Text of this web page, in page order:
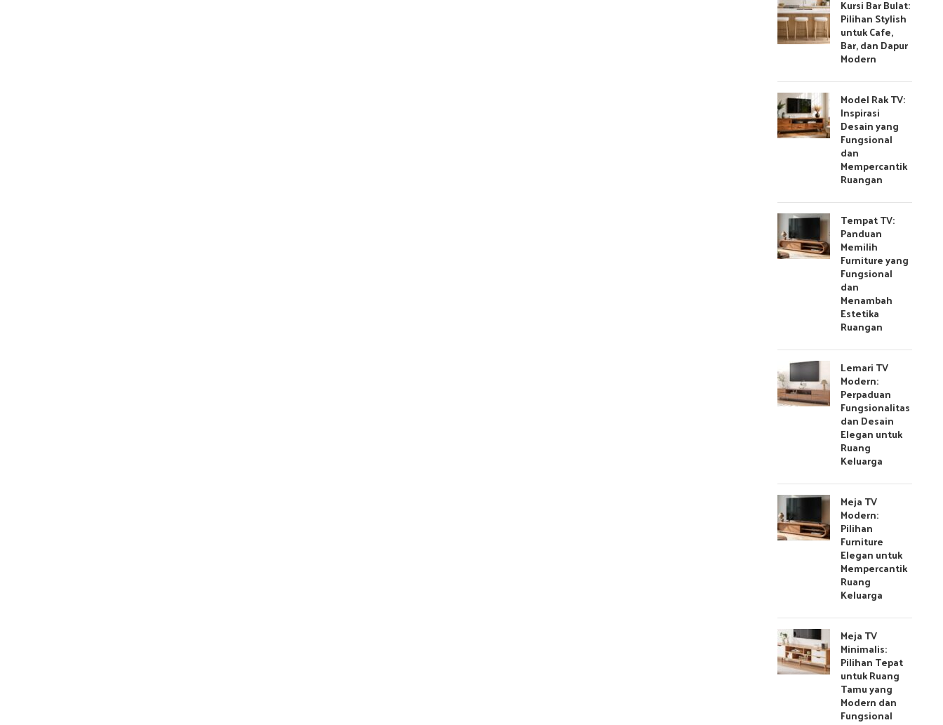
Kursi Bar Bulat:
Pilihan Stylish
untuk Cafe,
Bar, dan Dapur
Modern
Model Rak TV:
Inspirasi
Desain yang
Fungsional
dan
Mempercantik
Ruangan
Tempat TV:
Panduan
Memilih
Furniture yang
Fungsional
dan
Menambah
Estetika
Ruangan
Lemari TV
Modern:
Perpaduan
Fungsionalitas
dan Desain
Elegan untuk
Ruang
Keluarga
Meja TV
Modern:
Pilihan
Furniture
Elegan untuk
Mempercantik
Ruang
Keluarga
Meja TV
Minimalis:
Pilihan Tepat
untuk Ruang
Tamu yang
Modern dan
Fungsional